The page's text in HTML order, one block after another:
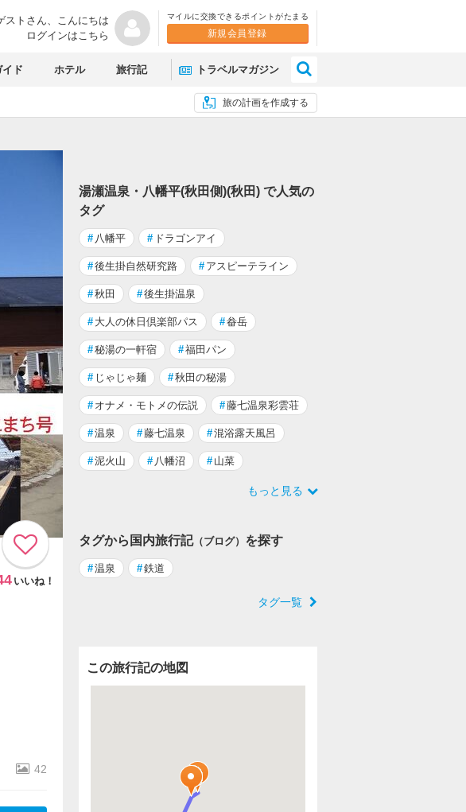
ストさん、
こんにちは
ログインはこちら
マイルに交換できるポイントがたまる
新規会員登録
ド ホテル 旅行記 トラベルマガジン
旅の計画を作成する
いいね！
42
湯瀬温泉・八幡平(秋田側)(秋田) で人気の
タグ
# 八幡平 # ドラゴンアイ
#後生掛自然研究路 # アスピーテライン
#秋田 #後生掛温泉
# 大人の休日倶楽部パス #畚岳
#秘湯の一軒宿 #福田パン
# じゃじゃ麺 #秋田の秘湯
# オナメ・モトメの伝説 #藤七温泉彩雲荘
#温泉 #藤七温泉 #混浴露天風呂
#泥火山 # 八幡沼 # 山菜
もっと見る
タグから国内旅行記（ブログ） を探す
#温泉 #鉄道
タグ一覧
この旅行記の地図